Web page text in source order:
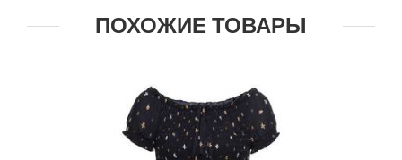
ПОХОЖИЕ ТОВАРЫ